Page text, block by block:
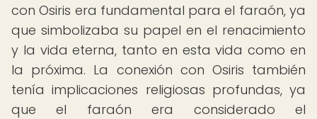
con Osiris era fundamental para el faraón, ya
que simbolizaba su papel en el renacimiento
y la vida eterna, tanto en esta vida como en
la próxima. La conexión con Osiris también
tenía implicaciones religiosas profundas, ya
que el faraón era considerado el